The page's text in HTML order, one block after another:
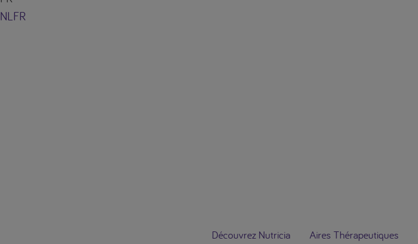
NLFR
Découvrez Nutricia Aires Thérapeutiques